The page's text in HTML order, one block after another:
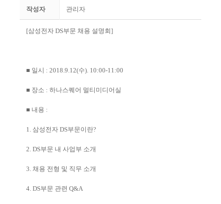
작성자 관리자
[삼성전자 DS부문 채용 설명회]
■ 일시 : 2018.9.12(수). 10:00-11:00
■ 장소 : 하나스퀘어 멀티미디어실
■ 내용 :
1. 삼성전자 DS부문이란?
2. DS부문 내 사업부 소개
3. 채용 전형 및 직무 소개
4. DS부문 관련 Q&A